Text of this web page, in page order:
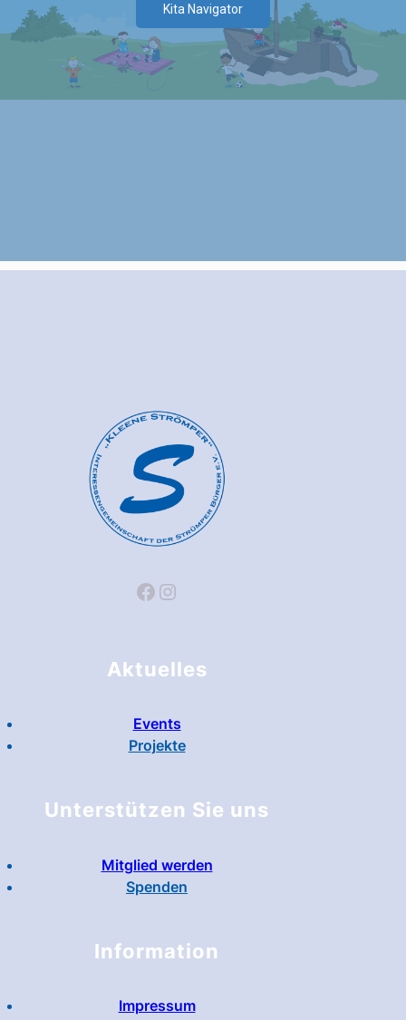
Kita Navigator
Facebook Instagram
Aktuelles
Events
Projekte
Unterstützen Sie uns
Mitglied werden
Spenden
Information
Impressum